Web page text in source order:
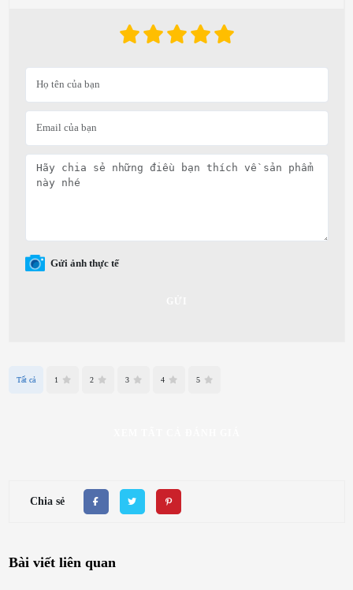
Gửi ảnh thực tế
Tất cả 1 2 3 4 5
Chia sẻ
Bài viết liên quan